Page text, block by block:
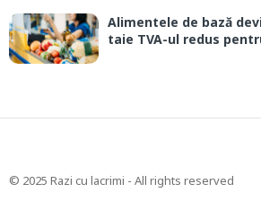
Alimentele de bază
taie TVA-ul redus
© 2025 Razi cu lacrimi - All rights reserved